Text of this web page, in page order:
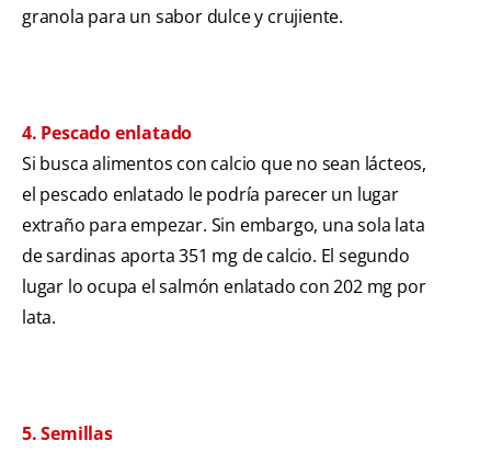
granola para un sabor dulce y crujiente.
4. Pescado enlatado
Si busca alimentos con calcio que no sean lácteos,
el pescado enlatado le podría parecer un lugar
extraño para empezar. Sin embargo, una sola lata
de sardinas aporta 351 mg de calcio. El segundo
lugar lo ocupa el salmón enlatado con 202 mg por
lata.
5. Semillas